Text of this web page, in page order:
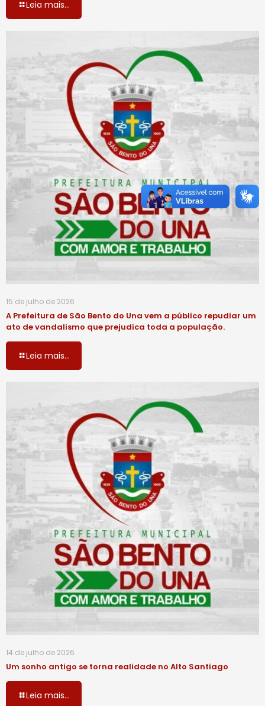
Leia mais...
15 de julho de 2026
A Prefeitura de São Bento do Una vem a público repudiar um
ato de vandalismo que prejudica toda a população.
Leia mais...
14 de julho de 2026
Um sonho antigo se torna realidade no Alto Santiago
Leia mais...